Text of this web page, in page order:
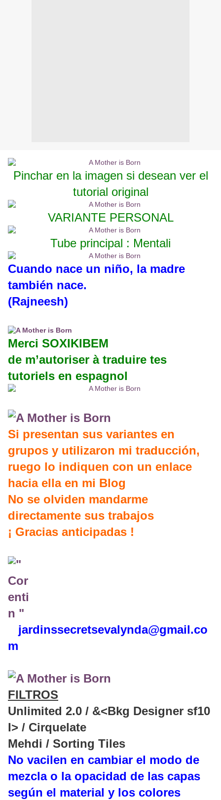
Pinchar en la imagen si desean ver el
tutorial original
VARIANTE PERSONAL
Tube principal : Mentali
Cuando nace un niño, la madre
también nace.
(Rajneesh)
Merci SOXIKIBEM
de m’autoriser à traduire tes
tutoriels en espagnol
Si presentan sus variantes en
grupos y utilizaron mi traducción,
ruego lo indiquen con un enlace
hacia ella en mi Blog
No se olviden mandarme
directamente sus trabajos
¡ Gracias anticipadas !
jardinssecretsevalynda@gmail.co
m
FILTROS
Unlimited 2.0 / &<Bkg Designer sf10
I> / Cirquelate
Mehdi / Sorting Tiles
No vacilen en cambiar el modo de
mezcla o la opacidad de las capas
según el material y los colores